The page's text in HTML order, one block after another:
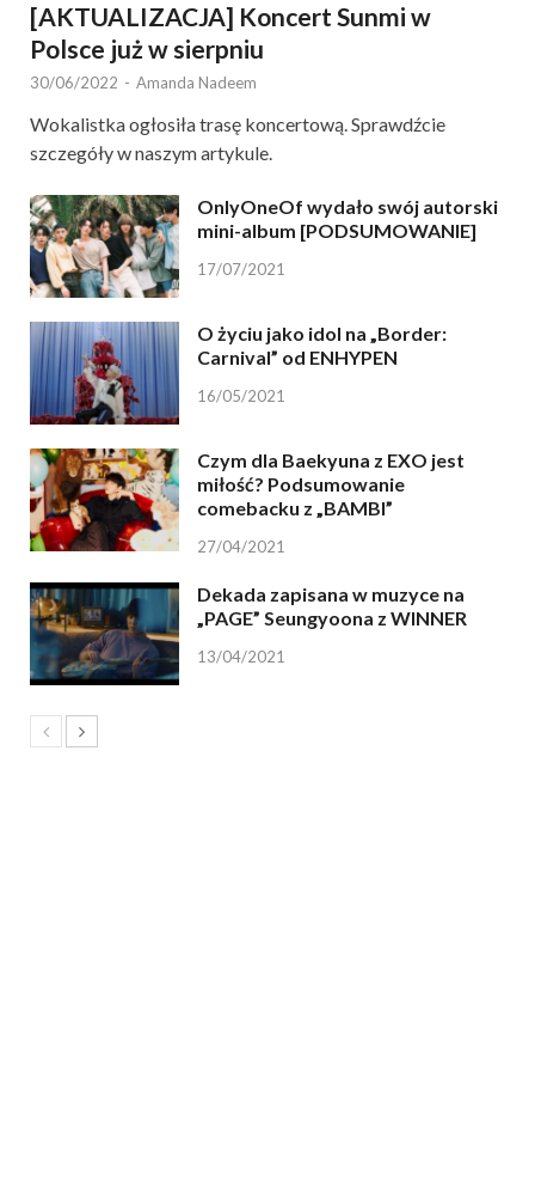
[AKTUALIZACJA] Koncert Sunmi w
Polsce już w sierpniu
30/06/2022 - Amanda Nadeem
Wokalistka ogłosiła trasę koncertową. Sprawdźcie
szczegóły w naszym artykule.
OnlyOneOf wydało swój autorski
mini-album [PODSUMOWANIE]
17/07/2021
O życiu jako idol na „Border:
Carnival” od ENHYPEN
16/05/2021
Czym dla Baekyuna z EXO jest
miłość? Podsumowanie
comebacku z „BAMBI”
27/04/2021
Dekada zapisana w muzyce na
„PAGE” Seungyoona z WINNER
13/04/2021